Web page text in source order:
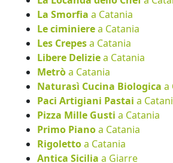
La Smorfia a Catania
Le ciminierea Catania
Les Crepesa Catania
Libere Deliziea Catania
Metròa Catania
Naturasì Cucina Biologica a
Paci Artigiani Pastai a
Pizza Mille Gusti a Catania
Primo Pianoa Catania
Rigolettoa Catania
Antica Sicilia a Giarre